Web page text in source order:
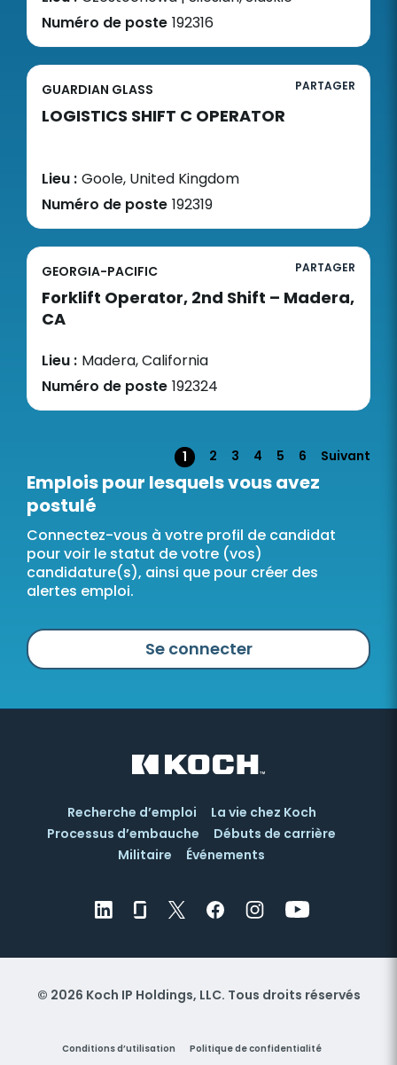
Numéro de poste 192316
GUARDIAN GLASS PARTAGER
LOGISTICS SHIFT C OPERATOR
Lieu : Goole, United Kingdom
Numéro de poste 192319
GEORGIA-PACIFIC PARTAGER
Forklift Operator, 2nd Shift – Madera,
CA
Lieu : Madera, California
Numéro de poste 192324
Page
1 2 3 4 5 6 Suivant
Emplois pour lesquels vous avez
postulé
Connectez-vous à votre profil de candidat
pour voir le statut de votre (vos)
candidature(s), ainsi que pour créer des
alertes emploi.
Se connecter
Recherche d’emploi
La vie chez Koch
Processus d’embauche
Débuts de carrière
Militaire
Événements
© 2026 Koch IP Holdings, LLC. Tous droits réservés
Conditions d’utilisation Politique de confidentialité